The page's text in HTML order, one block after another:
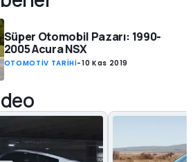
Süper Otomobil Pazarı: 1990-
2005 Acura NSX
OTOMOTİV TARİHİ-10 Kas 2019